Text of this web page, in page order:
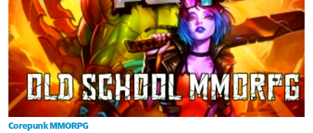
Corepunk MMORPG